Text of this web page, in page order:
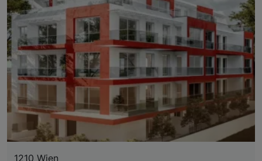
1210 Wien